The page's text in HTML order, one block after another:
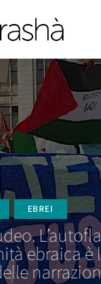
EBREI
ebraica è